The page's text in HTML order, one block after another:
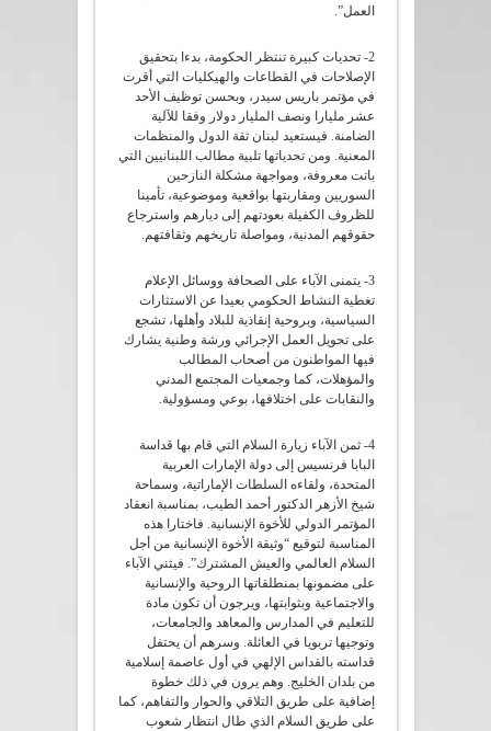
العمل”.
2- تحديات كبيرة تنتظر الحكومة، بدءا بتحقيق
الإصلاحات في القطاعات والهيكليات التي أقرت
في مؤتمر باريس سيدر، وبحسن توظيف الأحد
عشر مليارا ونصف المليار دولار وفقا للآلية
الضامنة. فيستعيد لبنان ثقة الدول والمنظمات
المعنية. ومن تحدياتها تلبية مطالب اللبنانيين التي
باتت معروفة، ومواجهة مشكلة النازحين
السوريين ومقاربتها بواقعية وموضوعية، تأمينا
للظروف الكفيلة بعودتهم إلى ديارهم واسترجاع
حقوقهم المدنية، ومواصلة تاريخهم وثقافتهم.
3- يتمنى الآباء على الصحافة ووسائل الإعلام
تغطية النشاط الحكومي بعيدا عن الاستثارات
السياسية، وبروحية إنقاذية للبلاد وأهلها، تشجع
على تحويل العمل الإجرائي ورشة وطنية يشارك
فيها المواطنون من أصحاب المطالب
والمؤهلات، كما وجمعيات المجتمع المدني
والنقابات على اختلافها، بوعي ومسؤولية.
4- ثمن الآباء زيارة السلام التي قام بها قداسة
البابا فرنسيس إلى دولة الإمارات العربية
المتحدة، ولقاءه السلطات الإماراتية، وسماحة
شيخ الأزهر الدكتور أحمد الطيب، بمناسبة انعقاد
المؤتمر الدولي للأخوة الإنسانية. فاختارا هذه
المناسبة لتوقيع “وثيقة الأخوة الإنسانية من أجل
السلام العالمي والعيش المشترك”. فيثني الآباء
على مضمونها بمنطلقاتها الروحية والإنسانية
والاجتماعية وبثوابتها، ويرجون أن تكون مادة
للتعليم في المدارس والمعاهد والجامعات،
وتوجيها تربويا في العائلة. وسرهم أن يحتفل
قداسته بالقداس الإلهي في أول عاصمة إسلامية
من بلدان الخليج. وهم يرون في ذلك خطوة
إضافية على طريق التلاقي والحوار والتفاهم، كما
على طريق السلام الذي طال انتظار شعوب